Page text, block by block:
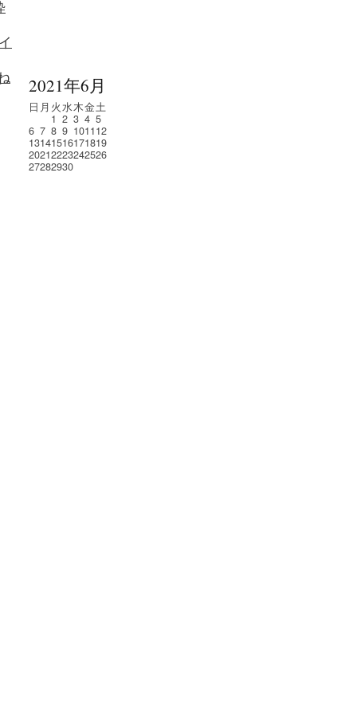
2021年6月
日 月 火水木金土
1 2 3 4 5
6 7 8 9 101112
13141516171819
20212223242526
27282930